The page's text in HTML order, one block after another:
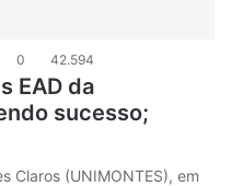
0 42.594
EAD da
sucesso;
Claros (UNIMONTES), em